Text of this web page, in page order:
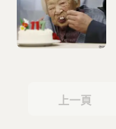
上一頁
上一頁